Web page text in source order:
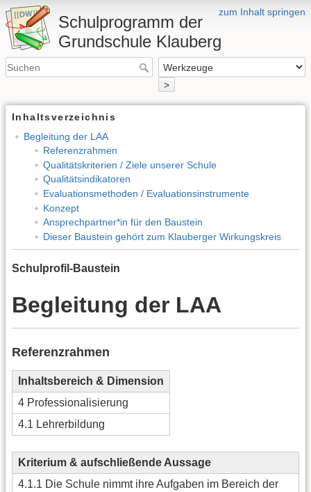
zum Inhalt springen
Schulprogramm der
Grundschule Klauberg
>
Inhaltsverzeichnis
Begleitung der LAA
Referenzrahmen
Qualitätskriterien / Ziele unserer Schule
Qualitätsindikatoren
Evaluationsmethoden / Evaluationsinstrumente
Konzept
Ansprechpartner*in für den Baustein
Dieser Baustein gehört zum Klauberger Wirkungskreis
Schulprofil-Baustein
Begleitung der LAA
Referenzrahmen
Inhaltsbereich & Dimension
4 Professionalisierung
4.1 Lehrerbildung
Kriterium & aufschließende Aussage
4.1.1 Die Schule nimmt ihre Aufgaben im Bereich der